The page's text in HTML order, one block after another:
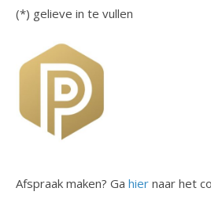
(*) gelieve in te vullen
Afspraak maken? Ga hier naar het